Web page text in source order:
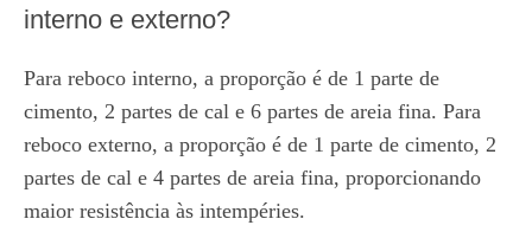
interno e externo?
Para reboco interno, a proporção é de 1 parte de
cimento, 2 partes de cal e 6 partes de areia fina. Para
reboco externo, a proporção é de 1 parte de cimento, 2
partes de cal e 4 partes de areia fina, proporcionando
maior resistência às intempéries.